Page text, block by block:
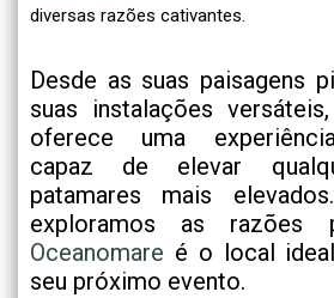
diversas razões cativantes.
Desde as suas paisagens
suas instalações
oferece uma
capaz de elevar
patamares mais
exploramos as razões
Oceanomare é o local
seu próximo evento.